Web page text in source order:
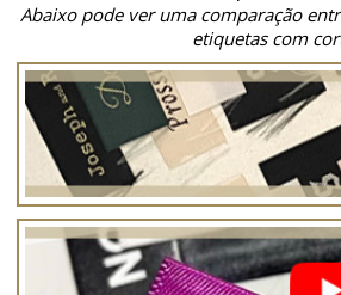
Abaixo pode ver uma comparação
etiquetas com